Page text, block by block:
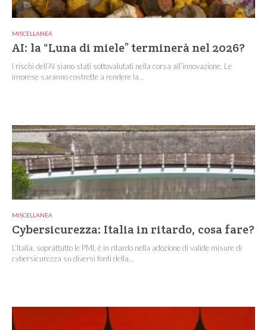
MISCELLANEA
AI: la “Luna di miele” terminerà nel 2026?
I rischi dell’AI siano stati sottovalutati nella corsa all’innovazione. Le
imprese saranno costrette a rendere la...
MISCELLANEA
Cybersicurezza: Italia in ritardo, cosa fare?
L’Italia, soprattutto le PMI, è in ritardo nella adozione di valide misure di
cybersicurezza su diversi fonti della...